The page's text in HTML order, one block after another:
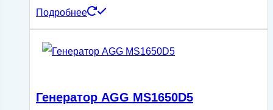
Подробнее
Генератор AGG MS1650D5